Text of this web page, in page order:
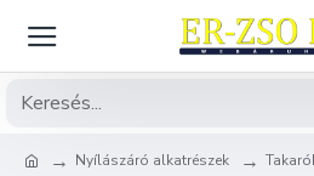
Nyílászáró alkatrészek